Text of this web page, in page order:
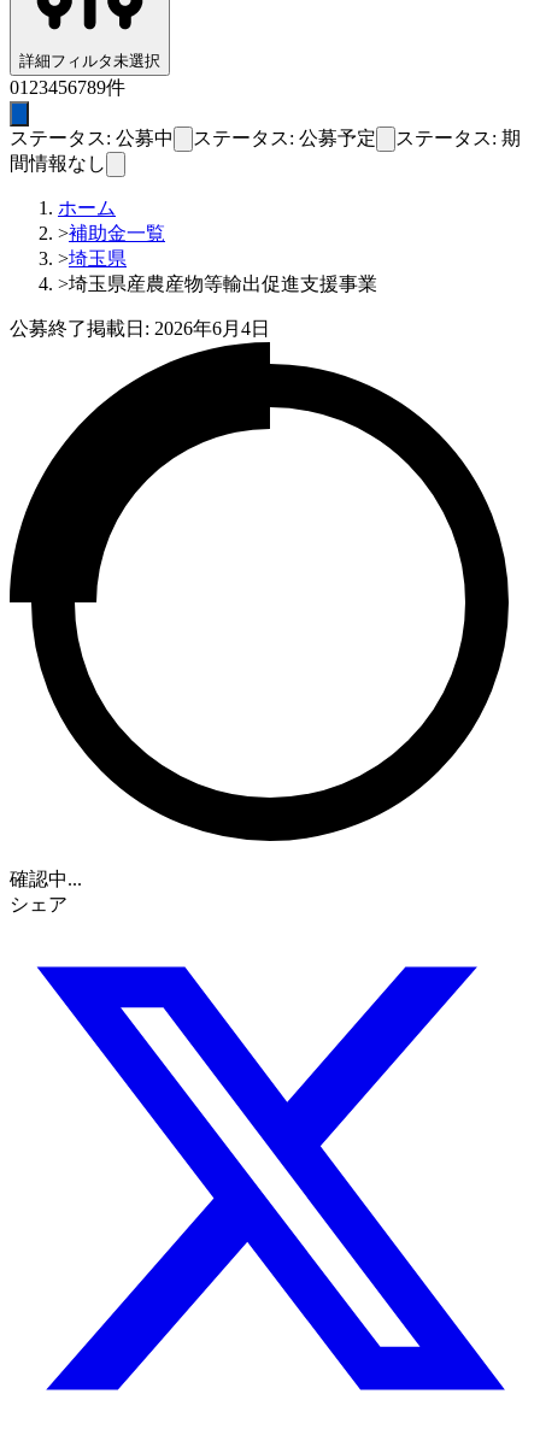
詳細フィルタ未選択
01 23456789件
ステータス: 公募中 ステータス: 公募予定
ステータス: 期
間情報なし
ホーム
>補助金一覧
>埼玉県
>埼玉県産農産物等輸出促進支援事業
公募終了掲載日: 2026年6月4日
確認中...
シェア